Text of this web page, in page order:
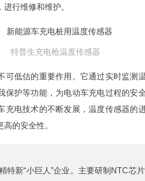
行维修和维护。
特普生充电枪温度传感器
可低估的重要作用。它通过实时监测
保护等功能，为电动车充电过程的安
充电技术的不断发展，温度传感器的
的安全性。
特新“小巨人”企业。主要研制 NTC芯片